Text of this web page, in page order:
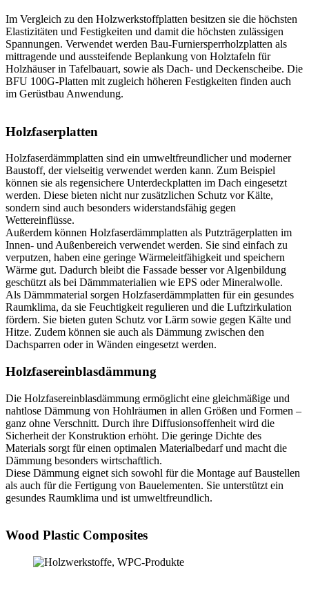
Im Vergleich zu den Holzwerkstoffplatten besitzen sie die höchsten
Elastizitäten und Festigkeiten und damit die höchsten zulässigen
Spannungen. Verwendet werden Bau-Furniersperrholzplatten als
mittragende und aussteifende Beplankung von Holztafeln für
Holzhäuser in Tafelbauart, sowie als Dach- und Deckenscheibe. Die
BFU 100G-Platten mit zugleich höheren Festigkeiten finden auch
im Gerüstbau Anwendung.
Holzfaserplatten
Holzfaserdämmplatten sind ein umweltfreundlicher und moderner
Baustoff, der vielseitig verwendet werden kann. Zum Beispiel
können sie als regensichere Unterdeckplatten im Dach eingesetzt
werden. Diese bieten nicht nur zusätzlichen Schutz vor Kälte,
sondern sind auch besonders widerstandsfähig gegen
Wettereinflüsse.
Außerdem können Holzfaserdämmplatten als Putzträgerplatten im
Innen- und Außenbereich verwendet werden. Sie sind einfach zu
verputzen, haben eine geringe Wärmeleitfähigkeit und speichern
Wärme gut. Dadurch bleibt die Fassade besser vor Algenbildung
geschützt als bei Dämmmaterialien wie EPS oder Mineralwolle.
Als Dämmmaterial sorgen Holzfaserdämmplatten für ein gesundes
Raumklima, da sie Feuchtigkeit regulieren und die Luftzirkulation
fördern. Sie bieten guten Schutz vor Lärm sowie gegen Kälte und
Hitze. Zudem können sie auch als Dämmung zwischen den
Dachsparren oder in Wänden eingesetzt werden.
Holzfasereinblasdämmung
Die Holzfasereinblasdämmung ermöglicht eine gleichmäßige und
nahtlose Dämmung von Hohlräumen in allen Größen und Formen –
ganz ohne Verschnitt. Durch ihre Diffusionsoffenheit wird die
Sicherheit der Konstruktion erhöht. Die geringe Dichte des
Materials sorgt für einen optimalen Materialbedarf und macht die
Dämmung besonders wirtschaftlich.
Diese Dämmung eignet sich sowohl für die Montage auf Baustellen
als auch für die Fertigung von Bauelementen. Sie unterstützt ein
gesundes Raumklima und ist umweltfreundlich.
Wood Plastic Composites